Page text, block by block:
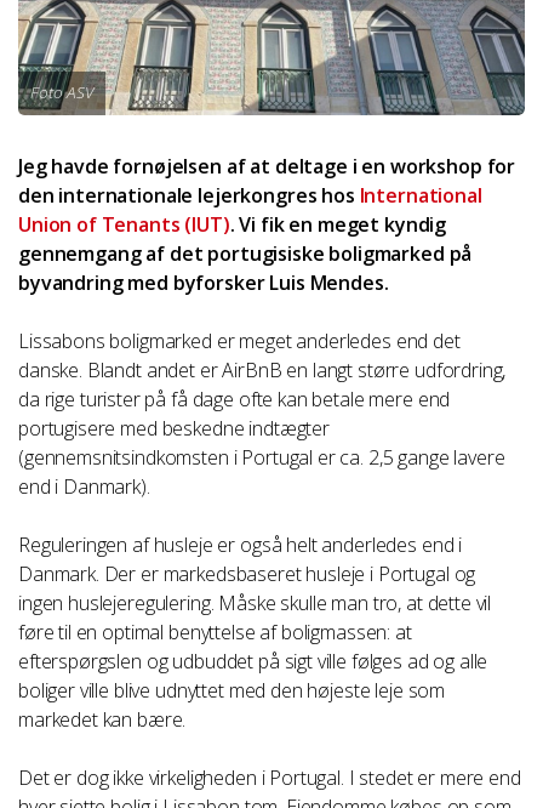
Foto ASV
Jeg havde fornøjelsen af at deltage i en workshop for
den internationale lejerkongres hos International
Union of Tenants (IUT). Vi fik en meget kyndig
gennemgang af det portugisiske boligmarked på
byvandring med byforsker Luis Mendes.
Lissabons boligmarked er meget anderledes end det
danske. Blandt andet er AirBnB en langt større udfordring,
da rige turister på få dage ofte kan betale mere end
portugisere med beskedne indtægter
(gennemsnitsindkomsten i Portugal er ca. 2,5 gange lavere
end i Danmark).
Reguleringen af husleje er også helt anderledes end i
Danmark. Der er markedsbaseret husleje i Portugal og
ingen huslejeregulering. Måske skulle man tro, at dette vil
føre til en optimal benyttelse af boligmassen: at
efterspørgslen og udbuddet på sigt ville følges ad og alle
boliger ville blive udnyttet med den højeste leje som
markedet kan bære.
Det er dog ikke virkeligheden i Portugal. I stedet er mere end